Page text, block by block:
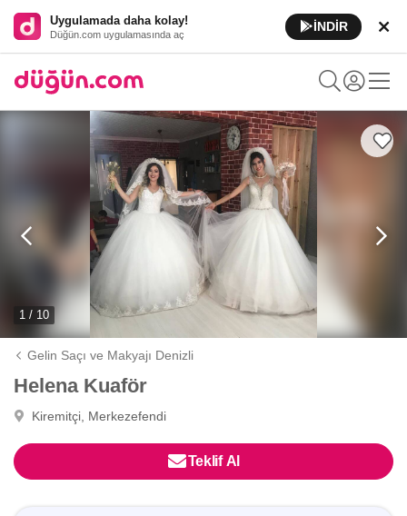
Uygulamada daha kolay!
Düğün.com uygulamasında aç
İNDİR
1 / 10
Gelin Saçı ve Makyajı Denizli
Helena Kuaför
Kiremitçi, Merkezefendi
Teklif Al